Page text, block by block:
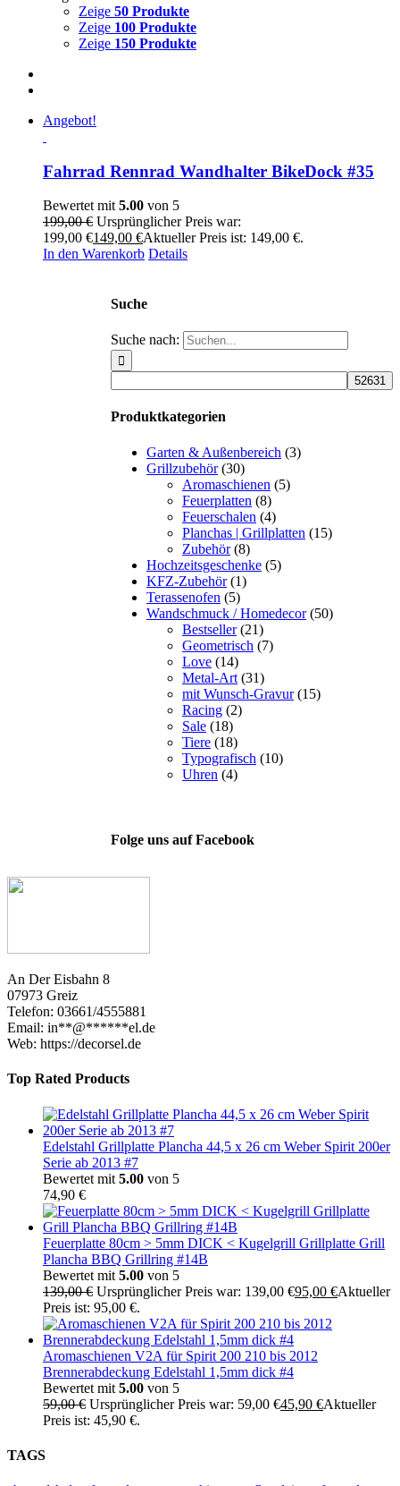
Zeige 50 Produkte
Zeige 100 Produkte
Zeige 150 Produkte
Angebot!
Fahrrad Rennrad Wandhalter BikeDock #35
Bewertet mit5.00 von 5
199,00€ Ursprünglicher Preis war:
199,00 €149,00 €Aktueller Preis ist: 149,00 €.
In den Warenkorb Details
Suche
Suche nach:
Produktkategorien
Garten & Außenbereich (3)
Grillzubehör (30)
Aromaschienen (5)
Feuerplatten (8)
Feuerschalen (4)
Planchas | Grillplatten (15)
Zubehör (8)
Hochzeitsgeschenke (5)
KFZ-Zubehör (1)
Terassenofen (5)
Wandschmuck / Homedecor (50)
Bestseller (21)
Geometrisch (7)
Love (14)
Metal-Art (31)
mit Wunsch-Gravur (15)
Racing (2)
Sale (18)
Tiere (18)
Typografisch (10)
Uhren (4)
Folge uns auf Facebook
An Der Eisbahn 8
07973 Greiz
Telefon: 03661/4555881
Email: in**@******el.de
Web: https://decorsel.de
Top Rated Products
Edelstahl Grillplatte Plancha 44,5 x 26 cm Weber Spirit 200er
Serie ab 2013 #7
Bewertet mit 5.00 von 5
74,90 €
Feuerplatte 80cm > 5mm DICK < Kugelgrill Grillplatte Grill
Plancha BBQ Grillring #14B
Bewertet mit 5.00 von 5
139,00€ Ursprünglicher Preis war: 139,00 €95,00 €Aktueller
Preis ist: 95,00 €.
Aromaschienen V2A für Spirit 200 210 bis 2012
Brennerabdeckung Edelstahl 1,5mm dick #4
Bewertet mit 5.00 von 5
59,00€ Ursprünglicher Preis war: 59,00 €45,90 €Aktueller
Preis ist: 45,90 €.
TAGS